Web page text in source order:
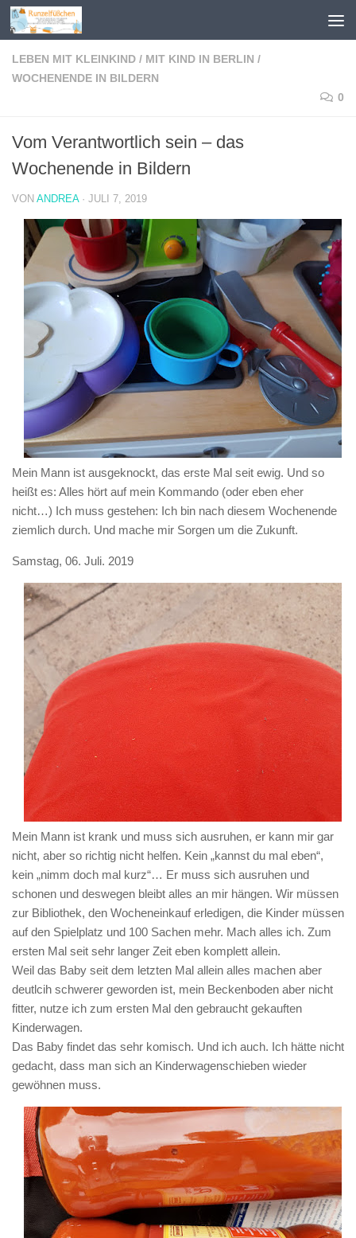
Zum Inhalt springen
LEBEN MIT KLEINKIND / MIT KIND IN BERLIN /
WOCHENENDE IN BILDERN
0
Vom Verantwortlich sein – das
Wochenende in Bildern
VON ANDREA · JULI 7, 2019
Mein Mann ist ausgeknockt, das erste Mal seit ewig. Und so
heißt es: Alles hört auf mein Kommando (oder eben eher
nicht…) Ich muss gestehen: Ich bin nach diesem Wochenende
ziemlich durch. Und mache mir Sorgen um die Zukunft.
Samstag, 06. Juli. 2019
Mein Mann ist krank und muss sich ausruhen, er kann mir gar
nicht, aber so richtig nicht helfen. Kein „kannst du mal eben“,
kein „nimm doch mal kurz“… Er muss sich ausruhen und
schonen und deswegen bleibt alles an mir hängen. Wir müssen
zur Bibliothek, den Wocheneinkauf erledigen, die Kinder müssen
auf den Spielplatz und 100 Sachen mehr. Mach alles ich. Zum
ersten Mal seit sehr langer Zeit eben komplett allein.
Weil das Baby seit dem letzten Mal allein alles machen aber
deutlcih schwerer geworden ist, mein Beckenboden aber nicht
fitter, nutze ich zum ersten Mal den gebraucht gekauften
Kinderwagen.
Das Baby findet das sehr komisch. Und ich auch. Ich hätte nicht
gedacht, dass man sich an Kinderwagenschieben wieder
gewöhnen muss.